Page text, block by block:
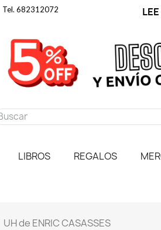
Tel. 682312072
LIBROS REGALOS
UH de ENRIC CASASSES